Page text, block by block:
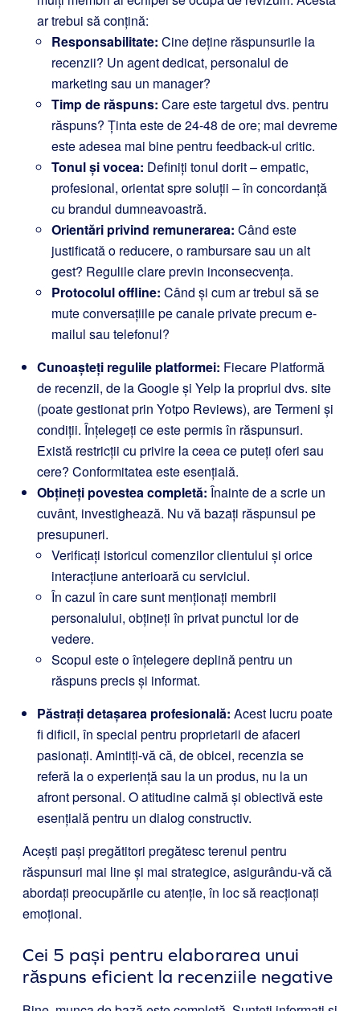
ar trebui să conțină:
Responsabilitate: Cine deține răspunsurile la
recenzii? Un agent dedicat, personalul de
marketing sau un manager?
Timp de răspuns: Care este targetul dvs. pentru
răspuns? Ținta este de 24-48 de ore; mai devreme
este adesea mai bine pentru feedback-ul critic.
Tonul și vocea: Definiți tonul dorit – empatic,
profesional, orientat spre soluții – în concordanță
cu brandul dumneavoastră.
Orientări privind remunerarea: Când este
justificată o reducere, o rambursare sau un alt
gest? Regulile clare previn inconsecvența.
Protocolul offline: Când și cum ar trebui să se
mute conversațiile pe canale private precum e-
mailul sau telefonul?
Cunoașteți regulile platformei: Fiecare Platformă
de recenzii, de la Google și Yelp la propriul dvs. site
(poate gestionat prin Yotpo Reviews), are Termeni și
condiții. Înțelegeți ce este permis în răspunsuri.
Există restricții cu privire la ceea ce puteți oferi sau
cere? Conformitatea este esențială.
Obțineți povestea completă: Înainte de a scrie un
cuvânt, investighează. Nu vă bazați răspunsul pe
presupuneri.
Verificați istoricul comenzilor clientului și orice
interacțiune anterioară cu serviciul.
În cazul în care sunt menționați membrii
personalului, obțineți în privat punctul lor de
vedere.
Scopul este o înțelegere deplină pentru un
răspuns precis și informat.
Păstrați detașarea profesională: Acest lucru poate
fi dificil, în special pentru proprietarii de afaceri
pasionați. Amintiți-vă că, de obicei, recenzia se
referă la o experiență sau la un produs, nu la un
afront personal. O atitudine calmă și obiectivă este
esențială pentru un dialog constructiv.
Acești pași pregătitori pregătesc terenul pentru
răspunsuri mai line și mai strategice, asigurându-vă că
abordați preocupările cu atenție, în loc să reacționați
emoțional.
Cei 5 pași pentru elaborarea unui
răspuns eficient la recenziile negative